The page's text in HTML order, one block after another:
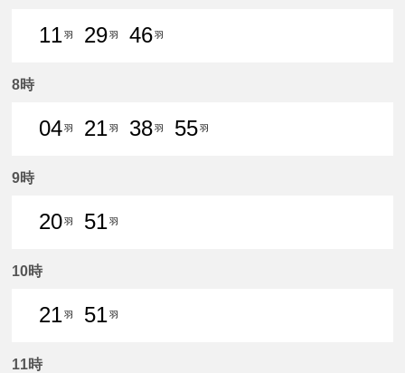
11羽
29羽
46羽
8時
04羽
21羽
38羽
55羽
9時
20羽
51羽
10時
21羽
51羽
11時